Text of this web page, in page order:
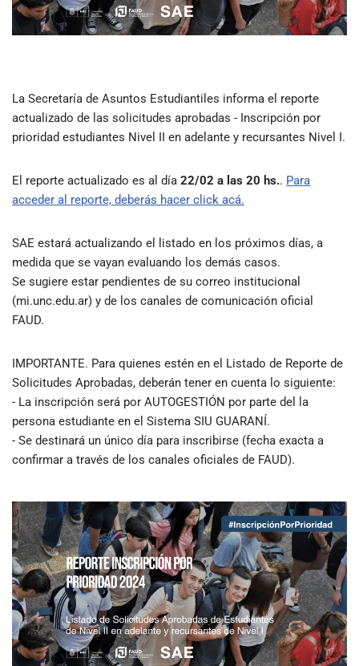
La Secretaría de Asuntos Estudiantiles informa el reporte
actualizado de las solicitudes aprobadas - Inscripción por
prioridad estudiantes Nivel II en adelante y recursantes Nivel I.
El reporte actualizado es al día 22/02 a las 20 hs.. Para
acceder al reporte, deberás hacer click acá.
SAE estará actualizando el listado en los próximos días, a
medida que se vayan evaluando los demás casos.
Se sugiere estar pendientes de su correo institucional
(mi.unc.edu.ar) y de los canales de comunicación oficial
FAUD.
IMPORTANTE. Para quienes estén en el Listado de Reporte de
Solicitudes Aprobadas, deberán tener en cuenta lo siguiente:
- La inscripción será por AUTOGESTIÓN por parte del la
persona estudiante en el Sistema SIU GUARANÍ.
- Se destinará un único día para inscribirse (fecha exacta a
confirmar a través de los canales oficiales de FAUD).